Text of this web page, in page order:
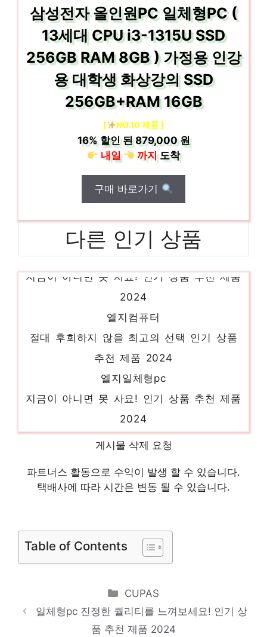
삼성전자 올인원PC 일체형PC (
13세대 CPU i3-1315U SSD
256GB RAM 8GB ) 가정용 인강
용 대학생 화상강의 SSD
256GB+RAM 16GB
[ NO.10 제품 ]
16%할인 된879,000 원
내일
까지도착
구매 바로가기
다른 인기 상품
올인원pc
2024
엘지컴퓨터
절대 후회하지 않을 최고의 선택 인기 상품
추천 제품 2024
엘지일체형pc
지금이 아니면 못 사요! 인기 상품 추천 제품
2024
엘지데스크탑
핫 아이템, 주목해주세요! 인기 상품 추천 제
품 2024
애플컴퓨터
품 2024
애플아이맥
추천 제품 2024
아이맥프로
당신의 생활을 바꿔줄 기회 인기 상품 추천
게시물 삭제 요청
파트너스 활동으로 수익이 발생 할 수 있습니다.
택배사에 따라 시간은 변동 될 수 있습니다.
Table of Contents
Categories
CUPAS
일체형pc 진정한 퀄리티를 느껴보세요! 인기 상
품 추천 제품 2024